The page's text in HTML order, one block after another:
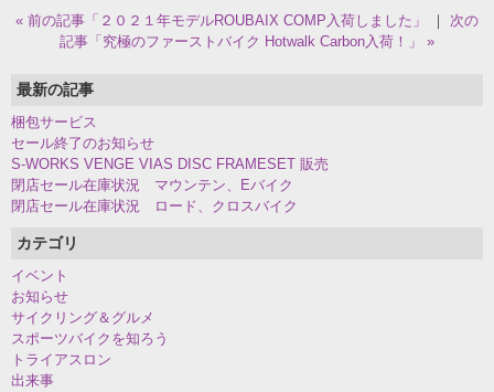
« 前の記事「２０２１年モデルROUBAIX COMP入荷しました」 ｜ 次の
記事「究極のファーストバイク Hotwalk Carbon入荷！」 »
最新の記事
梱包サービス
セール終了のお知らせ
S-WORKS VENGE VIAS DISC FRAMESET 販売
閉店セール在庫状況 マウンテン、Eバイク
閉店セール在庫状況 ロード、クロスバイク
カテゴリ
イベント
お知らせ
サイクリング＆グルメ
スポーツバイクを知ろう
トライアスロン
出来事